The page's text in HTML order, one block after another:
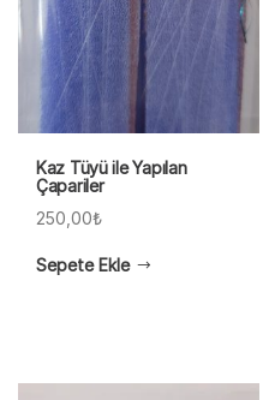
Kaz Tüyü ile Yapılan
Çapariler
250,00₺
Sepete Ekle